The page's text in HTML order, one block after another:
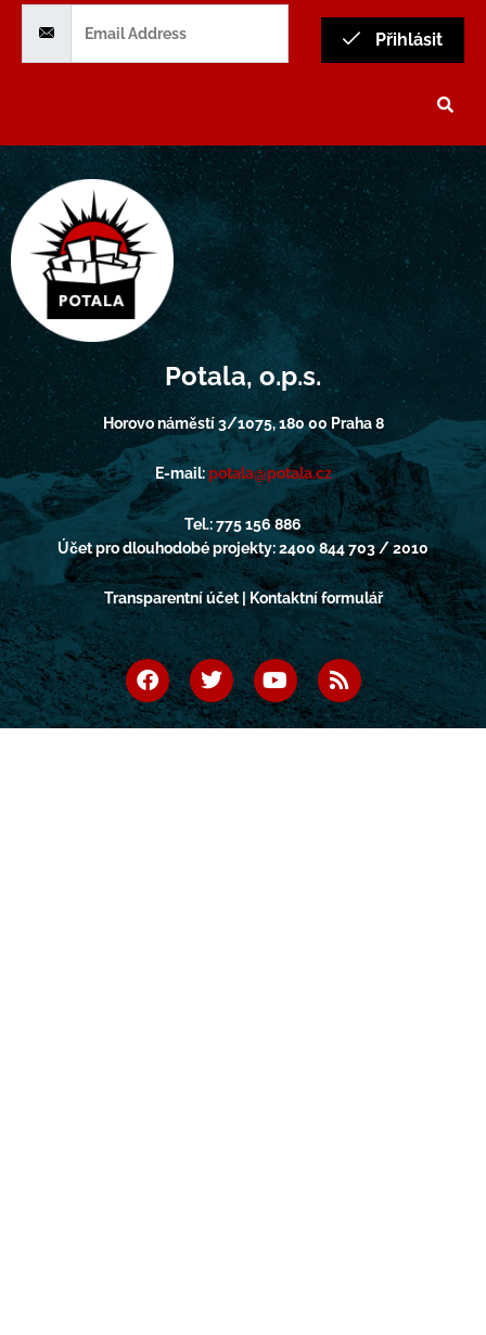
Přihlásit
Potala, o.p.s.
Horovo náměstí 3/1075, 180 00 Praha 8
E-mail:potala@potala.cz
Tel.: 775 156 886
Účet pro dlouhodobé projekty: 2400 844 703 / 2010
Transparentní účet | Kontaktní formulář
F
a
c
e
T
w
i
t
Y
o
u
t
R
s
s